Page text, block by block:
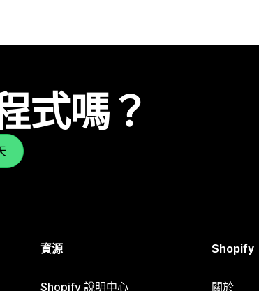
式嗎？
資源
Shopify 說明中心
Shopify
關於